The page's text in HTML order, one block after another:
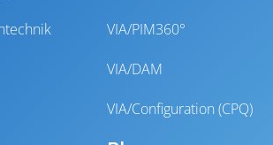
VIA/PIM360°
VIA/DAM
VIA/Configuration (CPQ)